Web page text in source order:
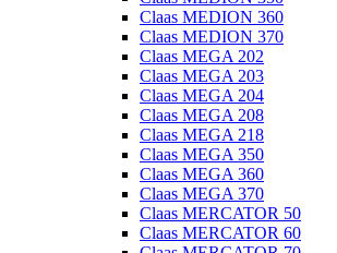
Claas MEDION 360
Claas MEDION 370
Claas MEGA 202
Claas MEGA 203
Claas MEGA 204
Claas MEGA 208
Claas MEGA 218
Claas MEGA 350
Claas MEGA 360
Claas MEGA 370
Claas MERCATOR 50
Claas MERCATOR 60